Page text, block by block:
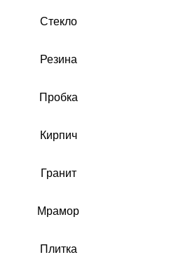
Стекло
Резина
Пробка
Кирпич
Гранит
Мрамор
Плитка